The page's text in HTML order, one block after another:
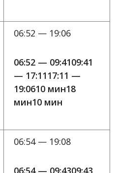
06:52 — 19:06
06:52 — 09:4109:41
— 17:1117:11 —
19:0610 мин18
мин10 мин
06:54 — 19:08
06:54 — 09:4309:43